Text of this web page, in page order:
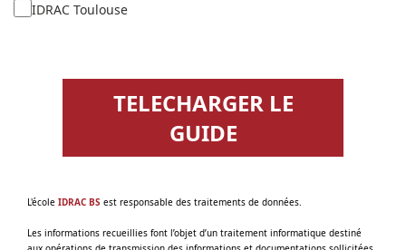
IDRAC Toulouse
TELECHARGER LE
GUIDE
‌L'école IDRAC BS est responsable des traitements de données.
Les informations recueillies font l’objet d’un traitement informatique destiné